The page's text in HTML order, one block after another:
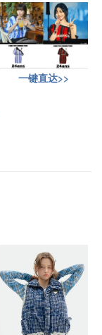
一键直达>>